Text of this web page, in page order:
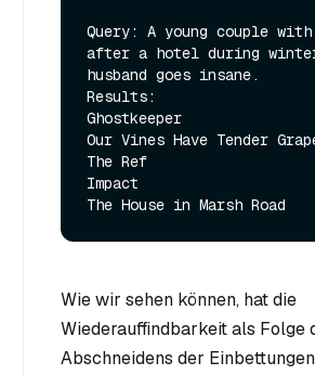
Query: A young couple
after a hotel during
husband goes insane.
Results:
Ghostkeeper
Our Vines Have Tender
The Ref
Impact
Wie wir sehen können, hat die
Wiederauffindbarkeit als Folge
Abschneidens der